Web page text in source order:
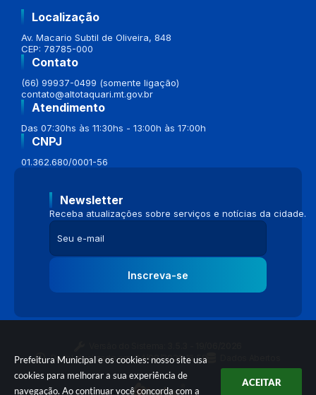
Prefeitura Municipal e os cookies: nosso site usa
cookies para melhorar a sua experiência de
navegação. Ao continuar você concorda com a
ACEITAR
Localização
Av. Macario Subtil de Oliveira, 848
CEP: 78785-000
Contato
(66) 99937-0499 (somente ligação)
contato@altotaquari.mt.gov.br
Atendimento
Das 07:30hs às 11:30hs - 13:00h às 17:00h
CNPJ
01.362.680/0001-56
Newsletter
Receba atualizações sobre serviços e notícias da cidade.
Inscreva-se
Portal atualizado em:04/08/2026 16:58